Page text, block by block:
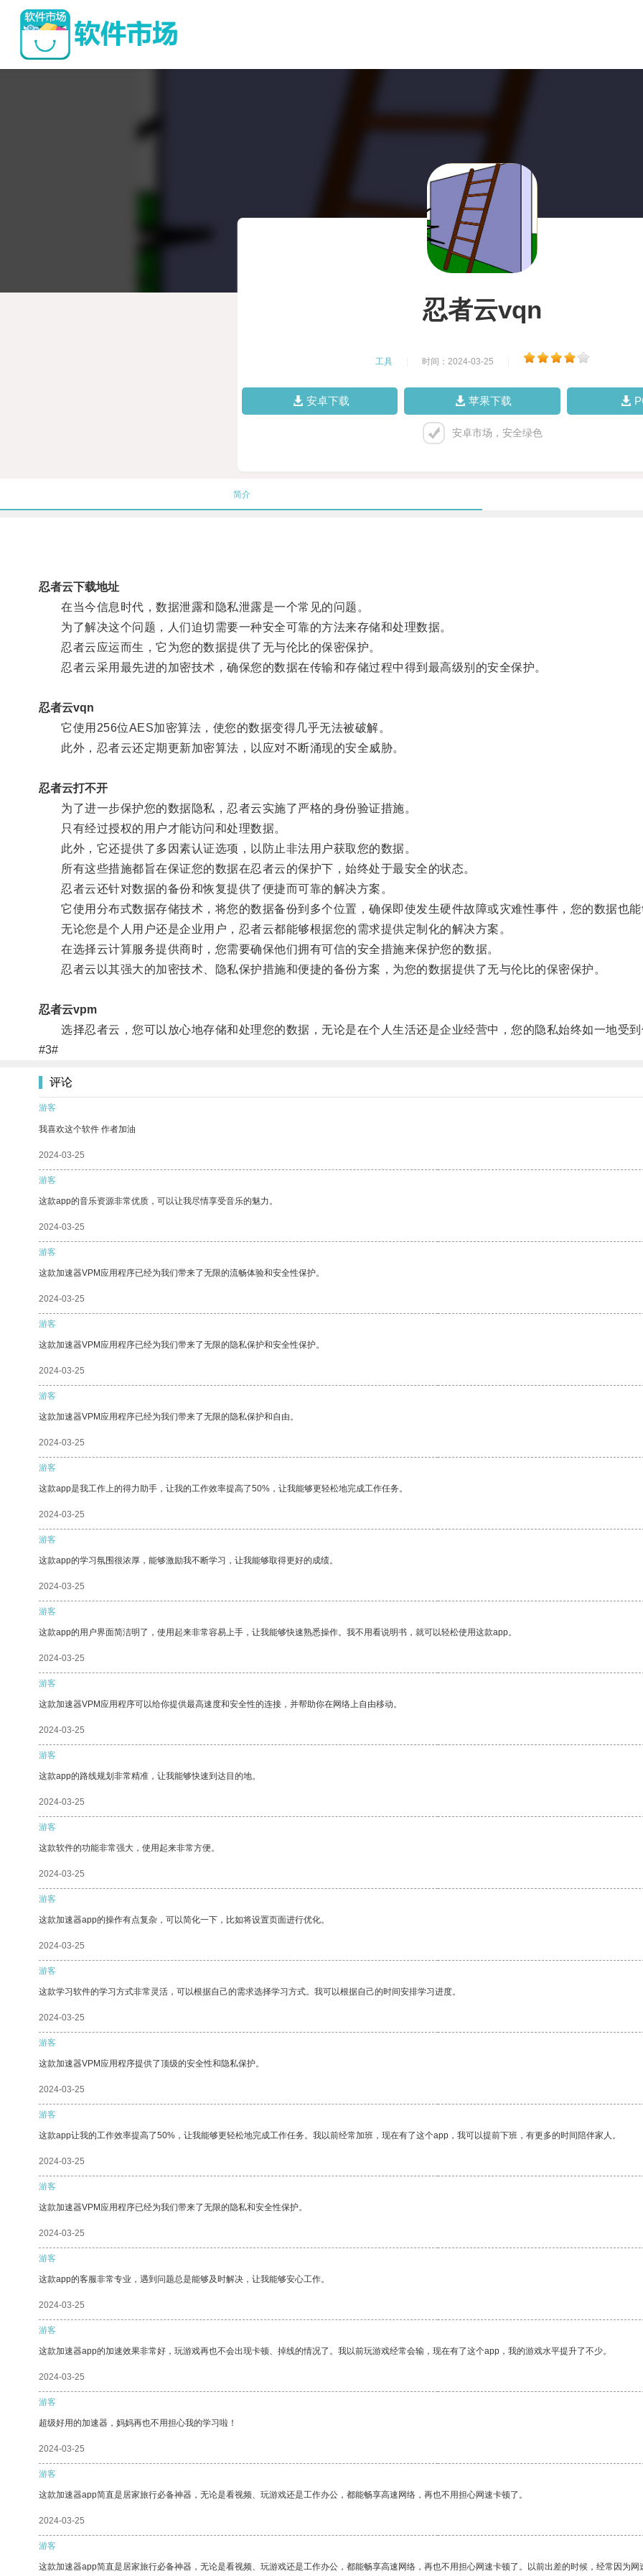
忍者云vqn
工具 时间：2024-03-25
安卓下载 苹果下载
安卓市场，安全绿色
简介
忍者云下载地址
在当今信息时代，数据泄露和隐私泄露是一个常见的问题。
为了解决这个问题，人们迫切需要一种安全可靠的方法来存储和处理数据。
忍者云应运而生，它为您的数据提供了无与伦比的保密保护。
忍者云采用最先进的加密技术，确保您的数据在传输和存储过程中得到最高级别的安全保护。
忍者云vqn
它使用256位AES加密算法，使您的数据变得几乎无法被破解。
此外，忍者云还定期更新加密算法，以应对不断涌现的安全威胁。
忍者云打不开
为了进一步保护您的数据隐私，忍者云实施了严格的身份验证措施。
只有经过授权的用户才能访问和处理数据。
此外，它还提供了多因素认证选项，以防止非法用户获取您的数据。
所有这些措施都旨在保证您的数据在忍者云的保护下，始终处于最安全的状态。
忍者云还针对数据的备份和恢复提供了便捷而可靠的解决方案。
它使用分布式数据存储技术，将您的数据备份到多个位置，确保即使发生硬件故障或灾难性事件，您的数据也能
无论您是个人用户还是企业用户，忍者云都能够根据您的需求提供定制化的解决方案。
在选择云计算服务提供商时，您需要确保他们拥有可信的安全措施来保护您的数据。
忍者云以其强大的加密技术、隐私保护措施和便捷的备份方案，为您的数据提供了无与伦比的保密保护。
忍者云vpm
选择忍者云，您可以放心地存储和处理您的数据，无论是在个人生活还是企业经营中，您的隐私始终如一地受到
#3#
评论
游客
我喜欢这个软件 作者加油
2024-03-25
游客
这款app的音乐资源非常优质，可以让我尽情享受音乐的魅力。
2024-03-25
游客
这款加速器VPM应用程序已经为我们带来了无限的流畅体验和安全性保护。
2024-03-25
游客
这款加速器VPM应用程序已经为我们带来了无限的隐私保护和安全性保护。
2024-03-25
游客
这款加速器VPM应用程序已经为我们带来了无限的隐私保护和自由。
2024-03-25
游客
这款app是我工作上的得力助手，让我的工作效率提高了50%，让我能够更轻松地完成工作任务。
2024-03-25
游客
这款app的学习氛围很浓厚，能够激励我不断学习，让我能够取得更好的成绩。
2024-03-25
游客
这款app的用户界面简洁明了，使用起来非常容易上手，让我能够快速熟悉操作。我不用看说明书，就可以轻松使用这款app。
2024-03-25
游客
这款加速器VPM应用程序可以给你提供最高速度和安全性的连接，并帮助你在网络上自由移动。
2024-03-25
游客
这款app的路线规划非常精准，让我能够快速到达目的地。
2024-03-25
游客
这款软件的功能非常强大，使用起来非常方便。
2024-03-25
游客
这款加速器app的操作有点复杂，可以简化一下，比如将设置页面进行优化。
2024-03-25
游客
这款学习软件的学习方式非常灵活，可以根据自己的需求选择学习方式。我可以根据自己的时间安排学习进度。
2024-03-25
游客
这款加速器VPM应用程序提供了顶级的安全性和隐私保护。
2024-03-25
游客
这款app让我的工作效率提高了50%，让我能够更轻松地完成工作任务。我以前经常加班，现在有了这个app，我可以提前下班，有更多的时间陪伴家人。
2024-03-25
游客
这款加速器VPM应用程序已经为我们带来了无限的隐私和安全性保护。
2024-03-25
游客
这款app的客服非常专业，遇到问题总是能够及时解决，让我能够安心工作。
2024-03-25
游客
这款加速器app的加速效果非常好，玩游戏再也不会出现卡顿、掉线的情况了。我以前玩游戏经常会输，现在有了这个app，我的游戏水平提升了不少。
2024-03-25
游客
超级好用的加速器，妈妈再也不用担心我的学习啦！
2024-03-25
游客
这款加速器app简直是居家旅行必备神器，无论是看视频、玩游戏还是工作办公，都能畅享高速网络，再也不用担心网速卡顿了。
2024-03-25
游客
这款加速器app简直是居家旅行必备神器，无论是看视频、玩游戏还是工作办公，都能畅享高速网络，再也不用担心网速卡顿了。以前出差的时候，经常因为